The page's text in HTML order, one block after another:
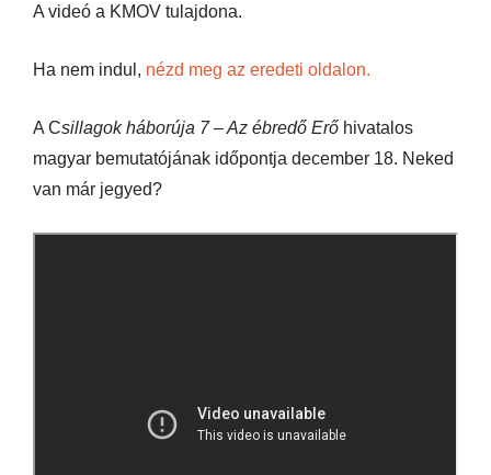
A videó a KMOV tulajdona.
Ha nem indul, nézd meg az eredeti oldalon.
A Csillagok háborúja 7 – Az ébredő Erő hivatalos
magyar bemutatójának időpontja december 18. Neked
van már jegyed?